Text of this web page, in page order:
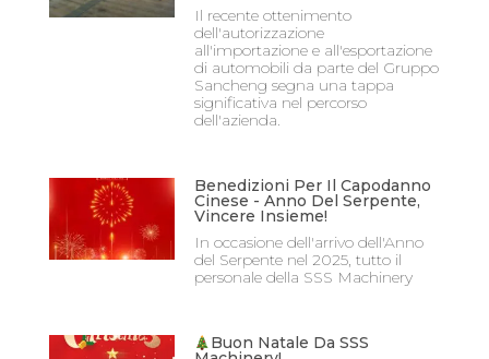
Il recente ottenimento
dell'autorizzazione
all'importazione e all'esportazione
di automobili da parte del Gruppo
Sancheng segna una tappa
significativa nel percorso
dell'azienda.
Benedizioni Per Il Capodanno
Cinese - Anno Del Serpente,
Vincere Insieme!
In occasione dell'arrivo dell'Anno
del Serpente nel 2025, tutto il
personale della SSS Machinery
Buon Natale Da SSS